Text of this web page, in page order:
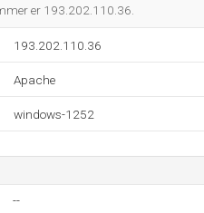
er 193.202.110.36.
193.202.110.36
Apache
windows-1252
--